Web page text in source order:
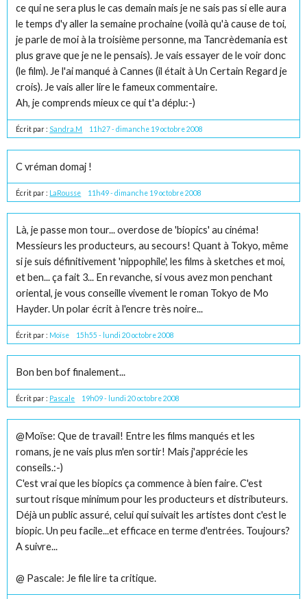
ce qui ne sera plus le cas demain mais je ne sais pas si elle aura
le temps d'y aller la semaine prochaine (voilà qu'à cause de toi,
je parle de moi à la troisième personne, ma Tancrèdemania est
plus grave que je ne le pensais). Je vais essayer de le voir donc
(le film). Je l'ai manqué à Cannes (il était à Un Certain Regard je
crois). Je vais aller lire le fameux commentaire.
Ah, je comprends mieux ce qui t'a déplu:-)
Écrit par : Sandra.M 11h27-dimanche 19 octobre 2008
C vréman domaj !
Écrit par : LaRousse 11h49-dimanche 19 octobre 2008
Là, je passe mon tour... overdose de 'biopics' au cinéma!
Messieurs les producteurs, au secours! Quant à Tokyo, même
si je suis définitivement 'nippophile', les films à sketches et moi,
et ben... ça fait 3... En revanche, si vous avez mon penchant
oriental, je vous conseille vivement le roman Tokyo de Mo
Hayder. Un polar écrit à l'encre très noire...
Écrit par : Moïse 15h55 - lundi 20 octobre 2008
Bon ben bof finalement...
Écrit par : Pascale 19h09- lundi 20 octobre 2008
@Moïse: Que de travail! Entre les films manqués et les
romans, je ne vais plus m'en sortir! Mais j'apprécie les
conseils.:-)
C'est vrai que les biopics ça commence à bien faire. C'est
surtout risque minimum pour les producteurs et distributeurs.
Déjà un public assuré, celui qui suivait les artistes dont c'est le
biopic. Un peu facile...et efficace en terme d'entrées. Toujours?
A suivre...
@ Pascale: Je file lire ta critique.